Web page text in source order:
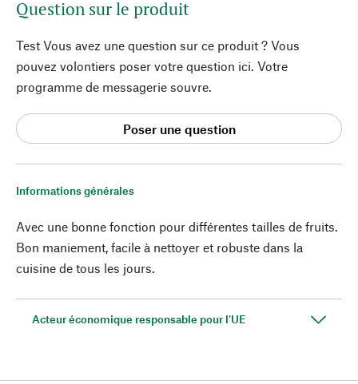
Informations générales
Avec une bonne fonction pour différentes tailles de fruits.
Bon maniement, facile à nettoyer et robuste dans la
cuisine de tous les jours.
Acteur économique responsable pour l'UE
Question sur le produit
Test Vous avez une question sur ce produit ? Vous
pouvez volontiers poser votre question ici. Votre
programme de messagerie souvre.
Poser une question